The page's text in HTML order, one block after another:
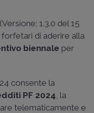
(Versione: 1.3.0 del 15
di aderire alla
biennale per
consente la
PF 2024 , la
telematicamente e